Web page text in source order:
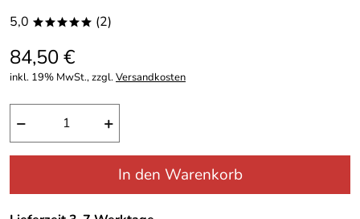
5,0 ***** (2)
84,50 €
inkl. 19% MwSt., zzgl.Versandkosten
− +
In den Warenkorb